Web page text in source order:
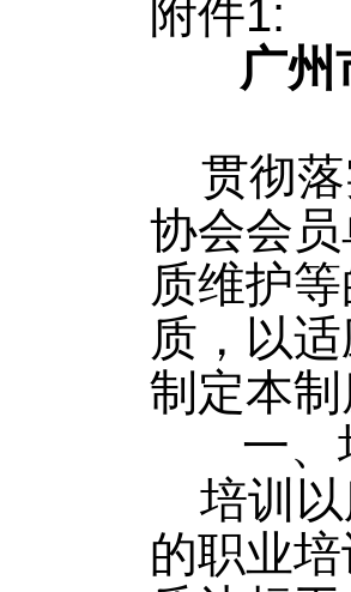
附件1:
广州
贯彻
协会会
质维护
质，以
制定本制
一、
培训
的职业